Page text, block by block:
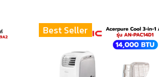
Best Seller